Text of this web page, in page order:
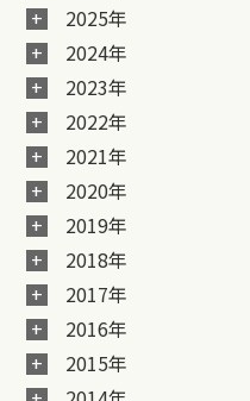
2025年
2024年
2023年
2022年
2021年
2020年
2019年
2018年
2017年
2016年
2015年